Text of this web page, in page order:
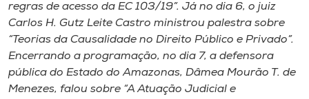
A-
regras de acesso da EC 103/19”. Já no dia 6, o juiz
Carlos H. Gutz Leite Castro ministrou palestra sobre
“Teorias da Causalidade no Direito Público e Privado”.
Encerrando a programação, no dia 7, a defensora
pública do Estado do Amazonas, Dâmea Mourão T. de
Menezes, falou sobre “A Atuação Judicial e